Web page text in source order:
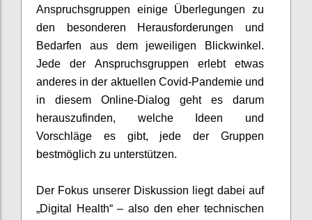
Anspruchsgruppen einige Überlegungen zu
den besonderen Herausforderungen und
Bedarfen aus dem jeweiligen Blickwinkel.
Jede der Anspruchsgruppen erlebt etwas
anderes in der aktuellen Covid-Pandemie und
in diesem Online-Dialog geht es darum
herauszufinden, welche Ideen und
Vorschläge es gibt, jede der Gruppen
bestmöglich zu unterstützen.
Der Fokus unserer Diskussion liegt dabei auf
„Digital Health“ – also den eher technischen